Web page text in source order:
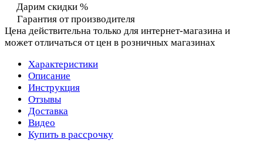
Дарим скидки %
Гарантия от производителя
Цена действительна только для интернет-магазина и
может отличаться от цен в розничных магазинах
Характеристики
Описание
Инструкция
Отзывы
Доставка
Видео
Купить в рассрочку